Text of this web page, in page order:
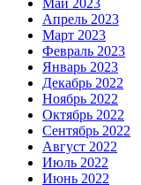
Май 2023
Апрель 2023
Март 2023
Февраль 2023
Январь 2023
Декабрь 2022
Ноябрь 2022
Октябрь 2022
Сентябрь 2022
Август 2022
Июль 2022
Июнь 2022